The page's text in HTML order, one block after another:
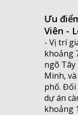
Ưu
Viên -
- Vị trí
khoảng
ngõ Tây
Minh,
phố. Đối
dự án
khoảng